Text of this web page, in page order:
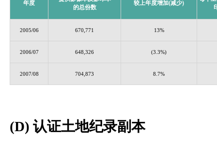
年度
的总份数
较上年度增加(减少)
2005/06 670,771 13%
2006/07 648,326 (3.3%)
2007/08 704,873 8.7%
(D) 认证土地纪录副本